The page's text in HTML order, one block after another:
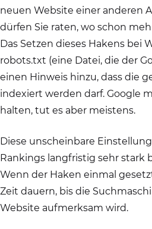
neuen Website einer anderen
dürfen Sie raten, wo schon
Das Setzen dieses Hakens bei
robots.txt (eine Datei, die der
einen Hinweis hinzu, dass die
indexiert werden darf. Google
halten, tut es aber meistens.
Diese unscheinbare
Rankings langfristig sehr stark
Wenn der Haken einmal
Zeit dauern, bis die
Website aufmerksam wird.